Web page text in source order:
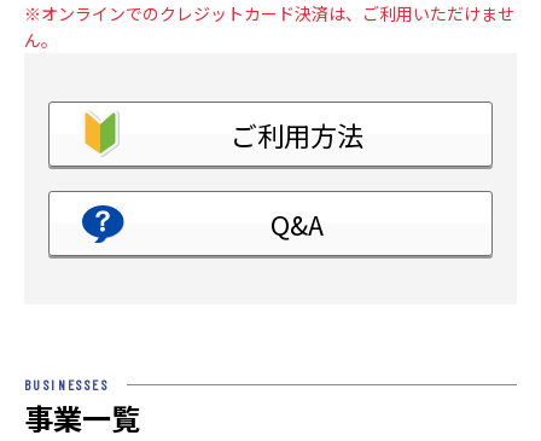
※オンラインでのクレジットカード決済は、ご利用いただけませ
ん。
ご利用方法
Q&A
BUSINESSES
事業一覧